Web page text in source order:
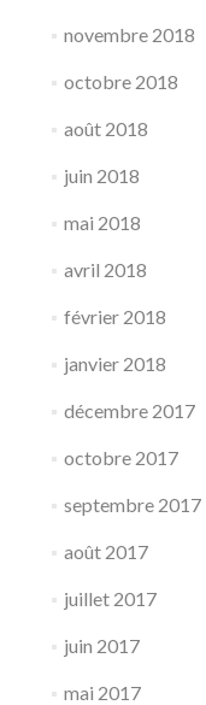
novembre 2018
octobre 2018
août 2018
juin 2018
mai 2018
avril 2018
février 2018
janvier 2018
décembre 2017
octobre 2017
septembre 2017
août 2017
juillet 2017
juin 2017
mai 2017